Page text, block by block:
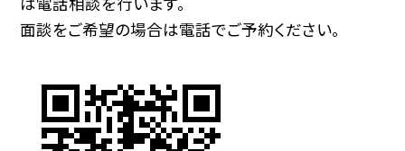
面談をご希望の場合は電話でご予約ください。